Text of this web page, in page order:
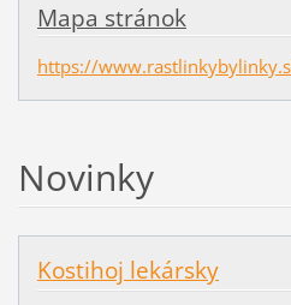
Mapa stránok
https://
Novinky
Kostihoj lekársky